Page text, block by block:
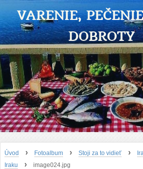
VARENIE,
DOBROTY
Úvod › Fotoalbum › Stoji za to vidieť ›
Iraku
› image024.jpg